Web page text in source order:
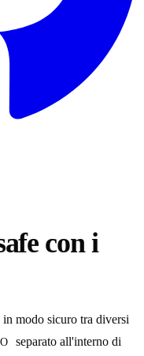
con i
in modo sicuro tra diversi
separato all'interno di